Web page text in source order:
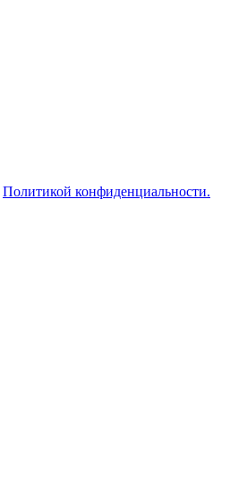
Политикой конфиденциальности.